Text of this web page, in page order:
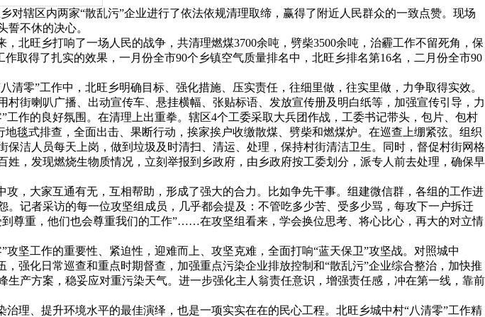
辖区内两家“散乱污”企业进行了依法依规清理取缔，赢得了附近人民群众的一致点赞。现场
不休的决心。
北旺乡打响了一场人民的战争，共清理燃煤3700余吨，劈柴3500余吨，治霾工作不留死角，保
取得了扎实的效果，一月份全市90个乡镇空气质量排名中，北旺乡排名第16名，二月份全市90
零”工作中，北旺乡明确目标、强化措施、压实责任，往细里做，往实里做，力争取得实效。
街喇叭广播、出动宣传车、悬挂横幅、张贴标语、发放宣传册及明白纸等，加强宣传引导，力
作的良好氛围。在清理上出重拳。辖区4个工委采取大兵团作战，工委书记带头，包片、包村
毯式排查，全面出击、果断行动，挨家挨户收缴散煤、劈柴和燃煤炉。在巡查上绷紧弦。组织
洁人员每天上岗，做到垃圾及时清扫、清运、处理，保持村街清洁卫生。同时，督促村街网格
，发现燃烧生物质情况，立刻举报到乡政府，由乡政府按工委划分，派专人前去处理，确保早
，大家互通有无，互相帮助，形成了强大的合力。比如争先干事。组建微信群，各组的工作进
记者采访的每一位攻坚组成员，几乎都会提及：不管吃多少苦、受多少骂，每攻下一户拆迁
尊重，他们也会尊重我们的工作”……在攻坚组看来，学会换位思考、将心比心，再大的对立情
坚工作的重要性、紧迫性，迎难而上、攻坚克难，全面打响“蓝天保卫”攻坚战。对照城中
强化日常巡查和重点时期督查，加强重点污染企业排放控制和“散乱污”企业综合整治，加快推
产方案，稳妥应对重污染天气。进一步强化主人翁责任意识，增强责任感，冲在第一线，靠前
理、提升环境水平的最佳演绎，也是一项实实在在的民心工程。北旺乡城中村“八清零”工作精